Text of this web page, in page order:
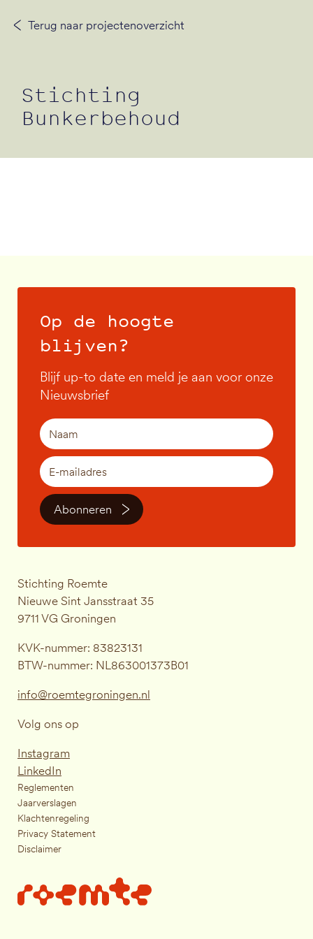
Neem contact op
Terug naar projectenoverzicht
Stichting
Bunkerbehoud
Op de hoogte
blijven?
Blijf up-to date en meld je aan voor onze
Nieuwsbrief
Abonneren
Stichting Roemte
Nieuwe Sint Jansstraat 35
9711 VG Groningen
KVK-nummer: 83823131
BTW-nummer: NL863001373B01
info@roemtegroningen.nl
Volg ons op
Instagram
LinkedIn
Reglementen
Jaarverslagen
Klachtenregeling
Privacy Statement
Disclaimer